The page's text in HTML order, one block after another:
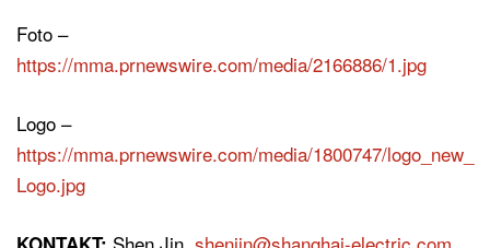
Foto –
https://mma.prnewswire.com/media/2166886/1.jpg
Logo –
https://mma.prnewswire.com/media/1800747/logo_new_
Logo.jpg